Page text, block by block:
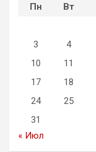
Пн
Вт
3
4
10
11
17
18
24
25
31
« Июл